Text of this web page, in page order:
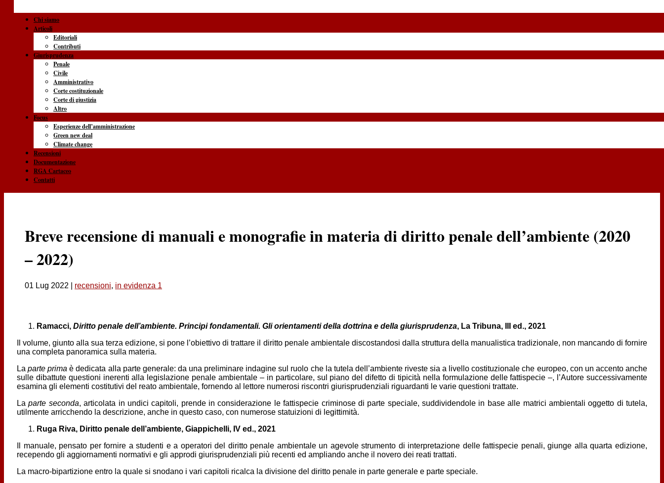
Chi siamo
Articoli
Editoriali
Contributi
Giurisprudenza
Penale
Civile
Amministrativo
Corte costituzionale
Corte di giustizia
Altro
Focus
Esperienze dell’amministrazione
Green new deal
Climate change
Recensioni
Documentazione
RGA Cartaceo
Contatti
Breve recensione di manuali e monografie in materia di diritto penale dell’ambiente (2020
– 2022)
01 Lug 2022 recensioni, in evidenza 1
Ramacci, Diritto penale dell’ambiente. Principi fondamentali. Gli orientamenti della dottrina e della giurisprudenza, La Tribuna, III ed., 2021
Il volume, giunto alla sua terza edizione, si pone l’obiettivo di trattare il diritto penale ambientale discostandosi dalla struttura della manualistica tradizionale, non mancando di fornire
una completa panoramica sulla materia.
Laparte prima è dedicata alla parte generale: da una preliminare indagine sul ruolo che la tutela dell’ambiente riveste sia a livello costituzionale che europeo, con un accento anche
sulle dibattute questioni inerenti alla legislazione penale ambientale – in particolare, sul piano del difetto di tipicità nella formulazione delle fattispecie –, l’Autore successivamente
esamina gli elementi costitutivi del reato ambientale, fornendo al lettore numerosi riscontri giurisprudenziali riguardanti le varie questioni trattate.
Laparte seconda, articolata in undici capitoli, prende in considerazione le fattispecie criminose di parte speciale, suddividendole in base alle matrici ambientali oggetto di tutela,
utilmente arricchendo la descrizione, anche in questo caso, con numerose statuizioni di legittimità.
Ruga Riva, Diritto penale dell’ambiente, Giappichelli, IV ed., 2021
Il manuale, pensato per fornire a studenti e a operatori del diritto penale ambientale un agevole strumento di interpretazione delle fattispecie penali, giunge alla quarta edizione,
recependo gli aggiornamenti normativi e gli approdi giurisprudenziali più recenti ed ampliando anche il novero dei reati trattati.
La macro-bipartizione entro la quale si snodano i vari capitoli ricalca la divisione del diritto penale in parte generale e parte speciale.